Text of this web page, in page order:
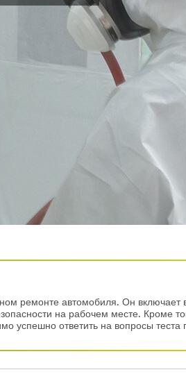
ремонте автомобиля. Он включает
на рабочем месте. Кроме
успешно ответить на вопросы